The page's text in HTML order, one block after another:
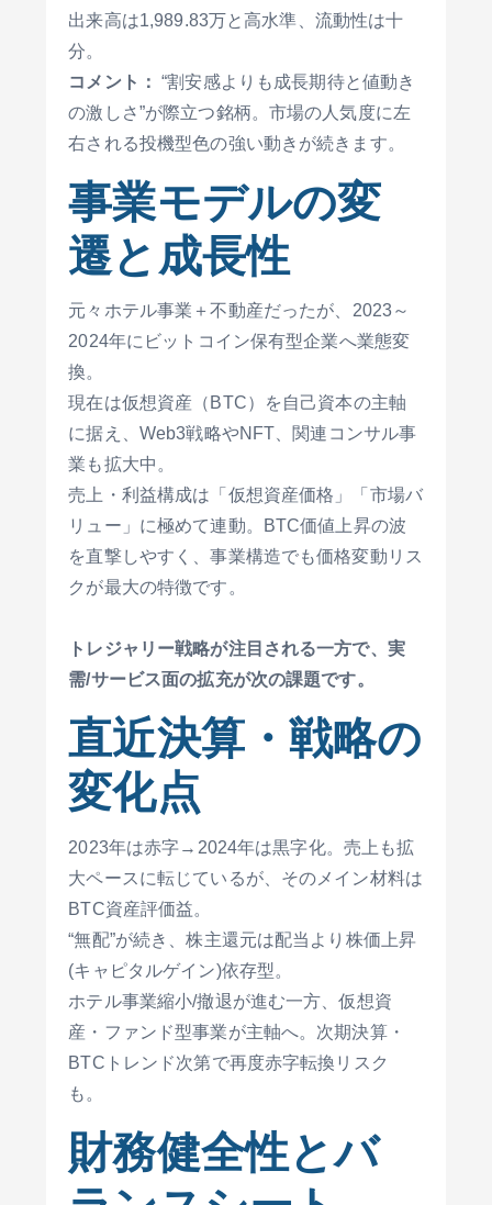
出来高は1,989.83万と高水準、流動性は十
分。
コメント： “割安感よりも成長期待と値動き
の激しさ”が際立つ銘柄。市場の人気度に左
右される投機型色の強い動きが続きます。
事業モデルの変
遷と成長性
元々ホテル事業＋不動産だったが、 2023～
2024年にビットコイン保有型企業へ業態変
換。
現在は仮想資産（BTC）を自己資本の主軸
に据え、Web3戦略やNFT、関連コンサル事
業も拡大中。
売上・利益構成は「仮想資産価格」「市場バ
リュー」に極めて連動。BTC価値上昇の波
を直撃しやすく、事業構造でも価格変動リス
クが最大の特徴です。
トレジャリー戦略が注目される一方で、実
需/サービス面の拡充が次の課題です。
直近決算・戦略の
変化点
2023年は赤字→2024年は黒字化。売上も拡
大ペースに転じているが、そのメイン材料は
BTC資産評価益。
“無配”が続き、株主還元は配当より株価上昇
(キャピタルゲイン)依存型。
ホテル事業縮小/撤退が進む一方、仮想資
産・ファンド型事業が主軸へ。次期決算・
BTCトレンド次第で再度赤字転換リスク
も。
財務健全性とバ